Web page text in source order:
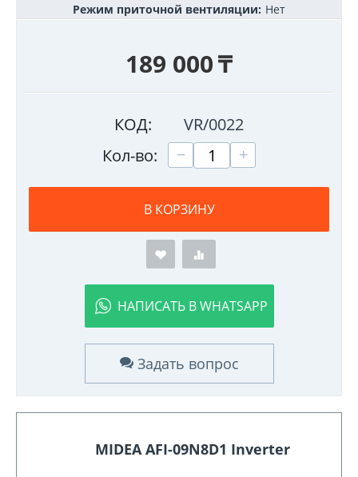
Режим приточной вентиляции: Нет
189 000₸
КОД:
VR/0022
Кол-во:
+
−
В КОРЗИНУ
НАПИСАТЬ В WHATSAPP
Задать вопрос
MIDEA AFI-09N8D1 Inverter